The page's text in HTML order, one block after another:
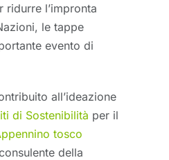
ridurre l’impronta
le tappe
evento di
all’ideazione
di Sostenibilità per il
tosco
della